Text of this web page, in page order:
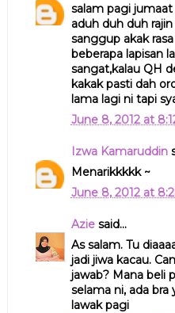
salam pagi jumaat
aduh duh duh
sanggup akak
beberapa lapisan
sangat,kalau QH
kakak pasti dah
lama lagi ni tapi
June 8, 2012 at
Izwa Kamaruddin
Menarikkkkk ~
June 8, 2012 at
Aziesaid...
As salam. Tu
jadi jiwa kacau.
jawab? Mana beli
selama ni, ada
lawak pagi